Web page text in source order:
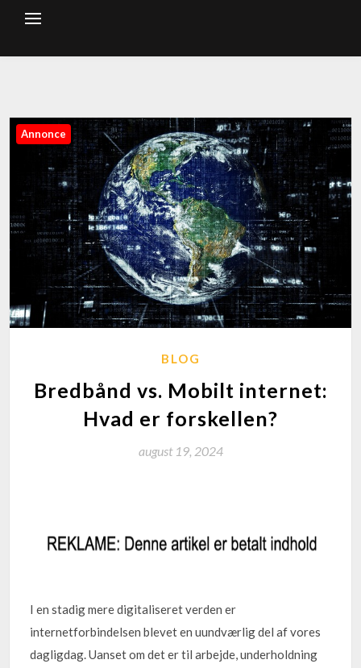
Annonce
BLOG
Bredbånd vs. Mobilt internet:
Hvad er forskellen?
august 19, 2024
I en stadig mere digitaliseret verden er
internetforbindelsen blevet en uundværlig del af vores
dagligdag. Uanset om det er til arbejde, underholdning